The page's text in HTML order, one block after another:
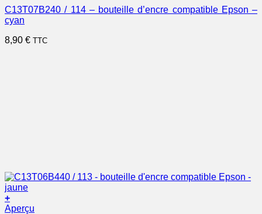
C13T07B240 / 114 – bouteille d’encre compatible Epson –
cyan
8,90 € TTC
+
Aperçu